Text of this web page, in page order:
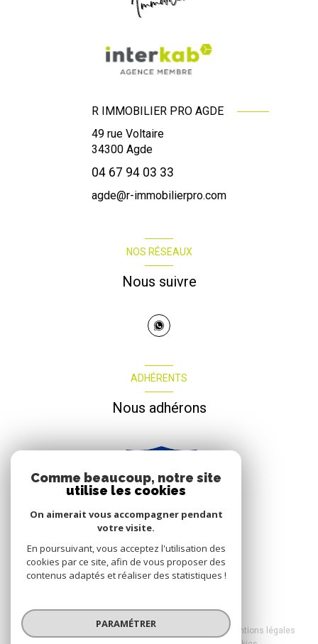
R IMMOBILIER PRO AGDE
49 rue Voltaire
34300 Agde
04 67 94 03 33
agde@r-immobilierpro.com
NOS RÉSEAUX
Nous suivre
ADHÉRENTS
Nous adhérons
© 2026 | Tous droits réservés
Nos honoraires
Nos partenaires
Mentions légales
Comme beaucoup, notre site
utilise les cookies
On aimerait vous accompagner pendant
votre visite.
En poursuivant, vous acceptez l'utilisation des
cookies par ce site, afin de vous proposer des
contenus adaptés et réaliser des statistiques !
PARAMÉTRER